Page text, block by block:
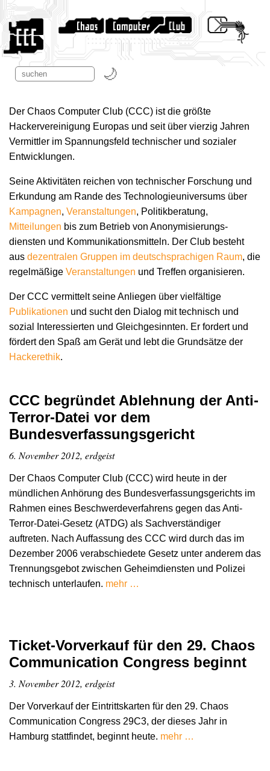
Der Chaos Computer Club (CCC) ist die größte
Hackervereinigung Europas und seit über vierzig Jahren
Vermittler im Spannungsfeld technischer und sozialer
Entwicklungen.
Seine Aktivitäten reichen von technischer Forschung und
Erkundung am Rande des Technologie­universums über
Kampagnen, Veranstaltungen, Politikberatung,
Mitteilungen bis zum Betrieb von Anonymisierungs­
diensten und Kommunikations­mitteln. Der Club besteht
aus dezentralen Gruppen im deutschsprachigen Raum, die
regelmäßige Veranstaltungen und Treffen organisieren.
Der CCC vermittelt seine Anliegen über vielfältige
Publikationen und sucht den Dialog mit technisch und
sozial Interessierten und Gleichgesinnten. Er fordert und
fördert den Spaß am Gerät und lebt die Grundsätze der
Hacker­ethik.
CCC begründet Ablehnung der Anti-
Terror-Datei vor dem
Bundesverfassungsgericht
6. November 2012, erdgeist
Der Chaos Computer Club (CCC) wird heute in der
mündlichen Anhörung des Bundesverfassungsgerichts im
Rahmen eines Beschwerdeverfahrens gegen das Anti-
Terror-Datei-Gesetz (ATDG) als Sachverständiger
auftreten. Nach Auffassung des CCC wird durch das im
Dezember 2006 verabschiedete Gesetz unter anderem das
Trennungsgebot zwischen Geheimdiensten und Polizei
technisch unterlaufen. mehr …
Ticket-Vorverkauf für den 29. Chaos
Communication Congress beginnt
3. November 2012, erdgeist
Der Vorverkauf der Eintrittskarten für den 29. Chaos
Communication Congress 29C3, der dieses Jahr in
Hamburg stattfindet, beginnt heute. mehr …